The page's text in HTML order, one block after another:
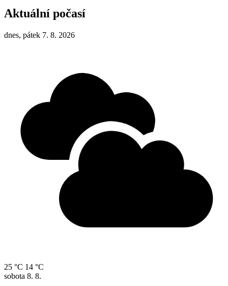
Aktuální počasí
dnes, pátek 7. 8. 2026
25 °C 14 °C
sobota 8. 8.